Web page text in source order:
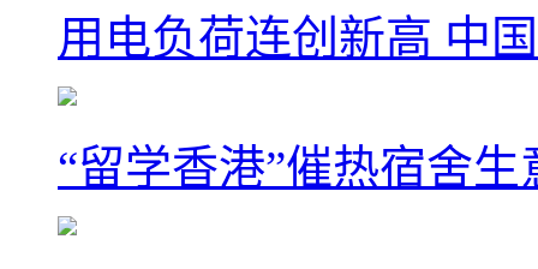
用电负荷连创新高 中
“留学香港”催热宿舍